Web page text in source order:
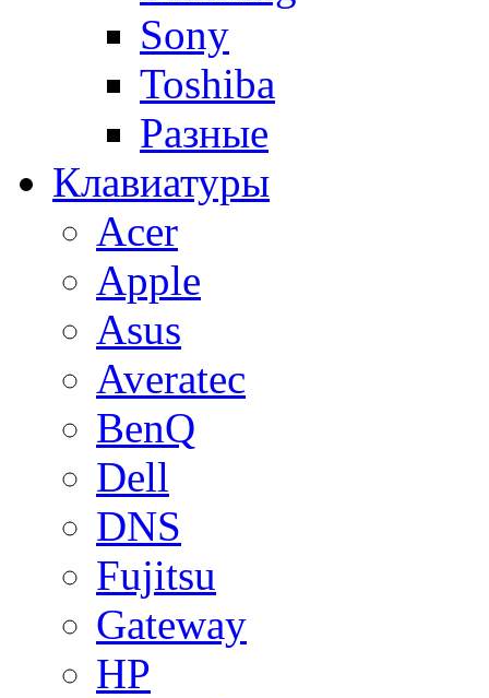
Sony
Toshiba
Разные
Клавиатуры
Acer
Apple
Asus
Averatec
BenQ
Dell
DNS
Fujitsu
Gateway
HP